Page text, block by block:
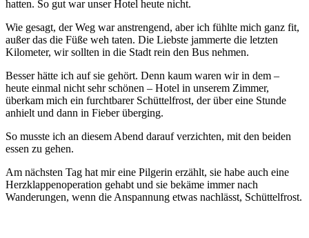
hatten. So gut war unser Hotel heute nicht.
Wie gesagt, der Weg war anstrengend, aber ich fühlte mich ganz fit,
außer das die Füße weh taten. Die Liebste jammerte die letzten
Kilometer, wir sollten in die Stadt rein den Bus nehmen.
Besser hätte ich auf sie gehört. Denn kaum waren wir in dem –
heute einmal nicht sehr schönen – Hotel in unserem Zimmer,
überkam mich ein furchtbarer Schüttelfrost, der über eine Stunde
anhielt und dann in Fieber überging.
So musste ich an diesem Abend darauf verzichten, mit den beiden
essen zu gehen.
Am nächsten Tag hat mir eine Pilgerin erzählt, sie habe auch eine
Herzklappenoperation gehabt und sie bekäme immer nach
Wanderungen, wenn die Anspannung etwas nachlässt, Schüttelfrost.